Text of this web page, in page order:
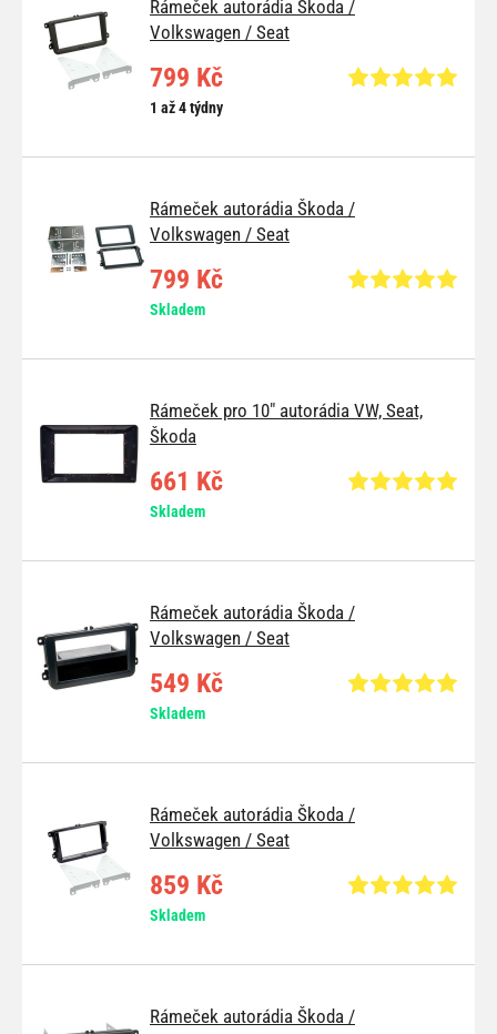
Rámeček autorádia Škoda /
Volkswagen / Seat
799 Kč
1 až 4 týdny
Rámeček autorádia Škoda /
Volkswagen / Seat
799 Kč
Skladem
Rámeček pro 10" autorádia VW, Seat,
Škoda
661 Kč
Skladem
Rámeček autorádia Škoda /
Volkswagen / Seat
549 Kč
Skladem
Rámeček autorádia Škoda /
Volkswagen / Seat
859 Kč
Skladem
Rámeček autorádia Škoda /